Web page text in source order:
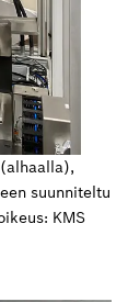
suunniteltu
KMS